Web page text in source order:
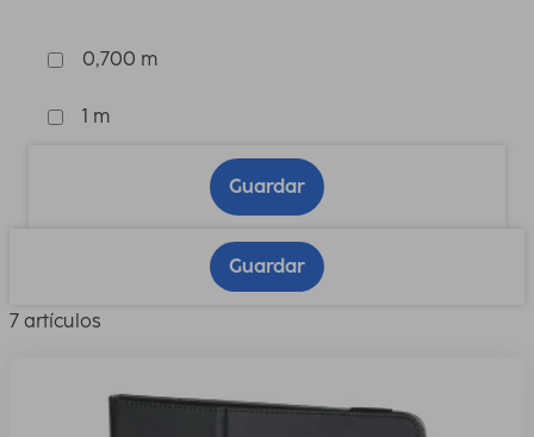
0,700 m
1 m
Guardar
Guardar
7 artículos